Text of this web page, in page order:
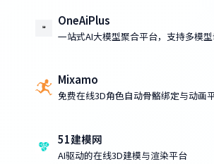
OneAiPlus
一站式AI大模型聚合平台，支持多模
Mixamo
免费在线3D角色自动骨骼绑定与动画
51建模网
AI驱动的在线3D建模与渲染平台